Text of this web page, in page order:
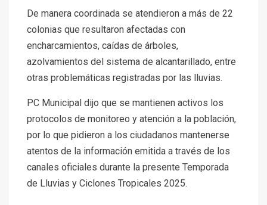
De manera coordinada se atendieron a más de 22
colonias que resultaron afectadas con
encharcamientos, caídas de árboles,
azolvamientos del sistema de alcantarillado, entre
otras problemáticas registradas por las lluvias.
PC Municipal dijo que se mantienen activos los
protocolos de monitoreo y atención a la población,
por lo que pidieron a los ciudadanos mantenerse
atentos de la información emitida a través de los
canales oficiales durante la presente Temporada
de Lluvias y Ciclones Tropicales 2025.